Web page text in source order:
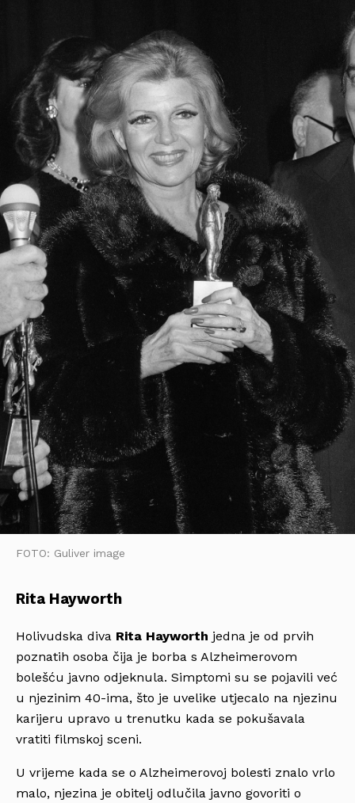
FOTO: Guliver image
Rita Hayworth
Holivudska diva Rita Hayworth jedna je od prvih
poznatih osoba čija je borba s Alzheimerovom
bolešću javno odjeknula. Simptomi su se pojavili već
u njezinim 40-ima, što je uvelike utjecalo na njezinu
karijeru upravo u trenutku kada se pokušavala
vratiti filmskoj sceni.
U vrijeme kada se o Alzheimerovoj bolesti znalo vrlo
malo, njezina je obitelj odlučila javno govoriti o